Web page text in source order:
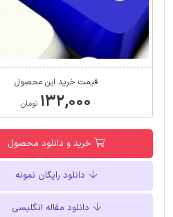
قیمت خرید این محصول
۱۳۲,۰۰۰ تومان
خرید و دانلود محصول
دانلود رایگان نمونه
دانلود مقاله انگلیسی